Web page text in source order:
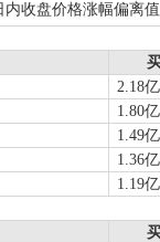
收盘价格涨幅偏离
2.18亿
1.80亿
1.49亿
1.36亿
1.19亿